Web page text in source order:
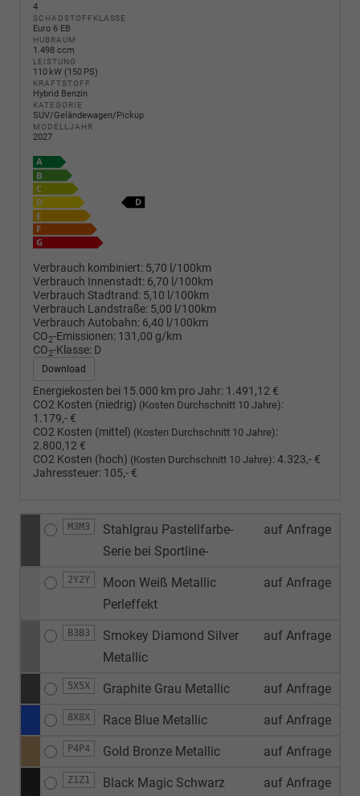
4
SCHADSTOFFKLASSE
Euro 6 EB
HUBRAUM
1.498 ccm
LEISTUNG
110 kW (150 PS)
KRAFTSTOFF
Hybrid Benzin
KATEGORIE
SUV/Geländewagen/Pickup
MODELLJAHR
2027
Verbrauch kombiniert: 5,70 l/100km
Verbrauch Innenstadt: 6,70 l/100km
Verbrauch Stadtrand: 5,10 l/100km
Verbrauch Landstraße: 5,00 l/100km
Verbrauch Autobahn: 6,40 l/100km
CO2-Emissionen: 131,00 g/km
CO2-Klasse: D
Download
Energiekosten bei 15.000 km pro Jahr: 1.491,12 €
CO2 Kosten (niedrig) (Kosten Durchschnitt 10 Jahre):
1.179,- €
CO2 Kosten (mittel) (Kosten Durchschnitt 10 Jahre):
2.800,12 €
CO2 Kosten (hoch) (Kosten Durchschnitt 10 Jahre):4.323,- €
Jahressteuer: 105,- €
M3M3
Stahlgrau Pastellfarbe-
Serie bei Sportline-
auf Anfrage
2Y2Y
Moon Weiß Metallic
Perleffekt
auf Anfrage
B3B3
Smokey Diamond Silver
Metallic
auf Anfrage
5X5X Graphite Grau Metallic auf Anfrage
8X8X Race Blue Metallic auf Anfrage
P4P4 Gold Bronze Metallic auf Anfrage
Z1Z1
Black Magic Schwarz
auf Anfrage